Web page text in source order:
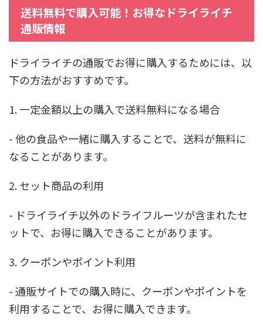
送料無料で購入可能！お得なドライライチ
通販情報
ドライライチの通販でお得に購入するためには、以
下の方法がおすすめです。
1. 一定金額以上の購入で送料無料になる場合
- 他の食品や一緒に購入することで、送料が無料に
なることがあります。
2. セット商品の利用
- ドライライチ以外のドライフルーツが含まれたセ
ットで、お得に購入できることがあります。
3. クーポンやポイント利用
- 通販サイトでの購入時に、クーポンやポイントを
利用することで、お得に購入できます。